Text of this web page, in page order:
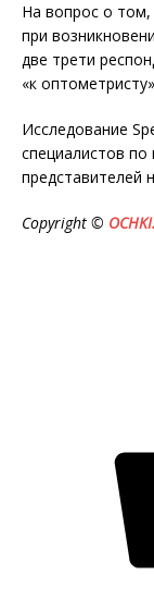
На вопрос о
при
две трети
«к
Исследование
специалистов по
представителей
Copyright ©